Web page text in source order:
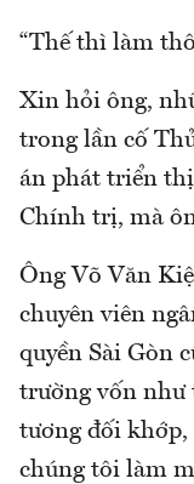
“Thế thì làm
Xin hỏi ông,
trong lần cố
án phát triển
Chính trị, mà
Ông Võ Văn
chuyên viên
quyền Sài Gòn
trường vốn như
tương đối
chúng tôi làm